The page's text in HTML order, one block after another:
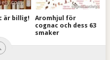
är billig!
Aromhjul för
cognac och dess 63
smaker